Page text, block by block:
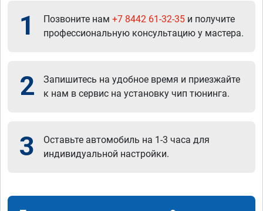
1 Позвоните нам +7 8442 61-32-35 и получите
профессиональную консультацию у мастера.
2
Запишитесь на удобное время и приезжайте
к нам в сервис на установку чип тюнинга.
3
Оставьте автомобиль на 1-3 часа для
индивидуальной настройки.